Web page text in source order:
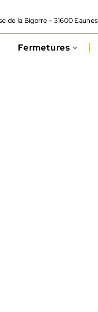
de la Bigorre - 31600 Eaunes
Fermetures